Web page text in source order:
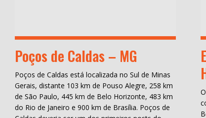
Poços de Caldas – MG
Poços de Caldas está localizada no Sul de Minas
Gerais, distante 103 km de Pouso Alegre, 258 km
de São Paulo, 445 km de Belo Horizonte, 483 km
do Rio de Janeiro e 900 km de Brasília. Poços de